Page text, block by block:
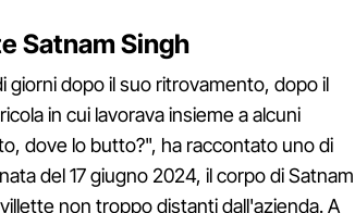
Satnam Singh
giorni dopo il suo ritrovamento, dopo il
in cui lavorava insieme a alcuni
dove lo butto?", ha raccontato uno di
del 17 giugno 2024, il corpo di Satnam
non troppo distanti dall'azienda. A